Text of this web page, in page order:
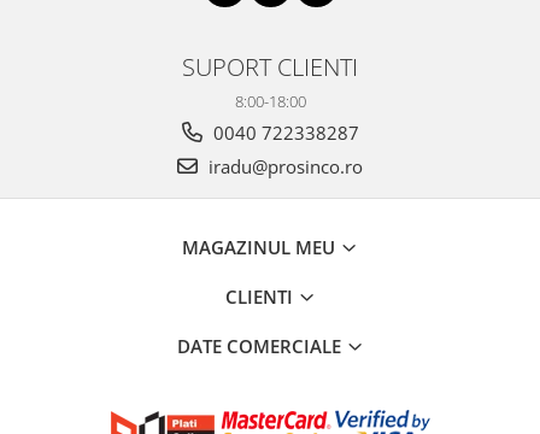
SUPORT CLIENTI
8:00-18:00
0040 722338287
iradu@prosinco.ro
MAGAZINUL MEU
CLIENTI
DATE COMERCIALE